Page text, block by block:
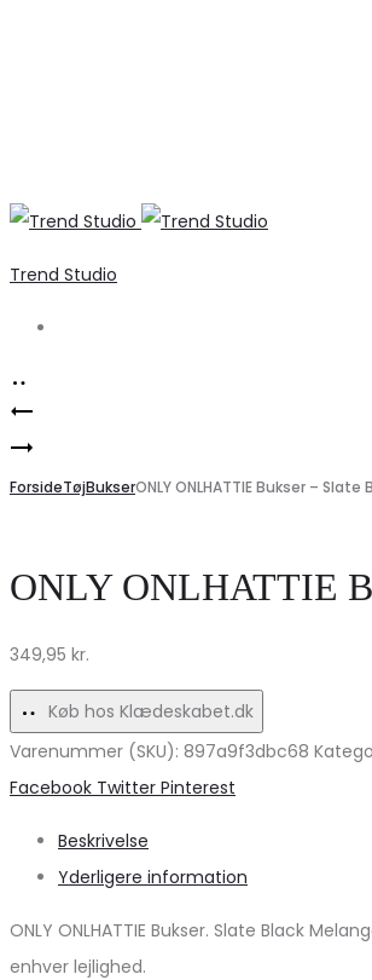
Trend Studio
Product
navigation
fra
Black
Tilbud!
Liberte
Alma
–
Ivory
Cobalt
Tilbud!
ForsideTøjBukserONLY ONLHATTIE Bukser –
ONLY ONLHATTIE
349,95 kr.
Køb hos Klædeskabet.dk
Varenummer (SKU): 897a9f3dbc68
Share
Facebook Twitter Pinterest
Beskrivelse
Yderligere information
ONLY ONLHATTIE Bukser. Slate Black
enhver lejlighed.